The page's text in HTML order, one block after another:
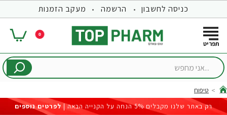
כניסה לחשבון הרשמה מעקב הזמנות
0
...אני
home
טיפוח
רק באתר שלנו מקבלים 5% הנחה על הקנייה הבאה |
לפרטים נוספים